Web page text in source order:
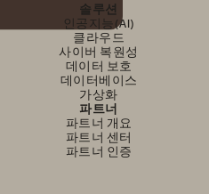
솔루션
인공지능(AI)
클라우드
사이버 복원성
데이터 보호
데이터베이스
가상화
파트너
파트너 개요
파트너 센터
파트너 인증